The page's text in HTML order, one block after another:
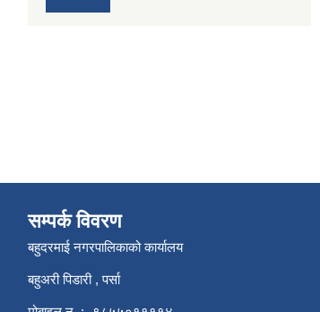
सम्पर्क विवरण
बहुदरमाई नगरपालिकाको कार्यालय
बहुअरी पिडारी , पर्सा